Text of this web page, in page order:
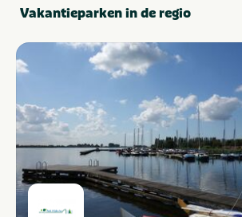
Vakantieparken in de regio